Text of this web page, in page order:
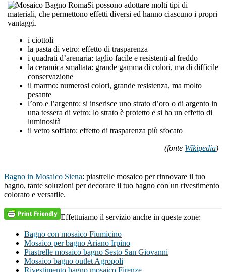
Si possono adottare molti tipi di
materiali, che permettono effetti diversi ed hanno ciascuno i propri
vantaggi.
i ciottoli
la pasta di vetro: effetto di trasparenza
i quadrati d’arenaria: taglio facile e resistenti al freddo
la ceramica smaltata: grande gamma di colori, ma di difficile
conservazione
il marmo: numerosi colori, grande resistenza, ma molto
pesante
l’oro e l’argento: si inserisce uno strato d’oro o di argento in
una tessera di vetro; lo strato è protetto e si ha un effetto di
luminosità
il vetro soffiato: effetto di trasparenza più sfocato
(fonte Wikipedia)
Bagno in Mosaico Siena: piastrelle mosaico per rinnovare il tuo
bagno, tante soluzioni per decorare il tuo bagno con un rivestimento
colorato e versatile.
Effettuiamo il servizio anche in queste zone:
Bagno con mosaico Fiumicino
Mosaico per bagno Ariano Irpino
Piastrelle mosaico bagno Sesto San Giovanni
Mosaico bagno outlet Agropoli